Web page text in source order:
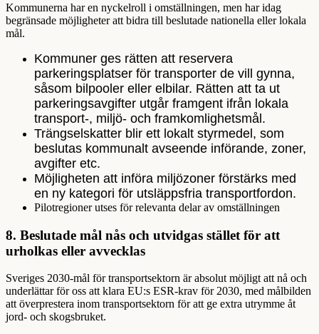
Kommunerna har en nyckelroll i omställningen, men har idag
begränsade möjligheter att bidra till beslutade nationella eller lokala
mål.
Kommuner ges rätten att reservera
parkeringsplatser för transporter de vill gynna,
såsom bilpooler eller elbilar. Rätten att ta ut
parkeringsavgifter utgår framgent ifrån lokala
transport-, miljö- och framkomlighetsmål.
Trängselskatter blir ett lokalt styrmedel, som
beslutas kommunalt avseende införande, zoner,
avgifter etc.
Möjligheten att införa miljözoner förstärks med
en ny kategori för utsläppsfria transportfordon.
Pilotregioner utses för relevanta delar av omställningen
8. Beslutade mål nås och utvidgas stället för att
urholkas eller avvecklas
Sveriges 2030-mål för transportsektorn är absolut möjligt att nå och
underlättar för oss att klara EU:s ESR-krav för 2030, med målbilden
att överprestera inom transportsektorn för att ge extra utrymme åt
jord- och skogsbruket.